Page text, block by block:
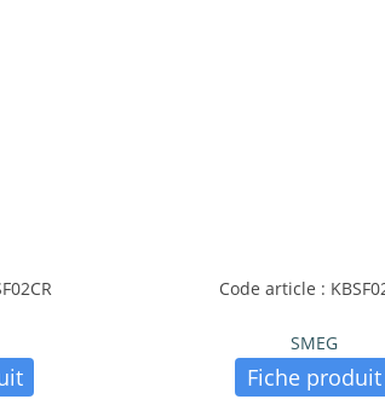
Code article :
SMEG
Fiche produit